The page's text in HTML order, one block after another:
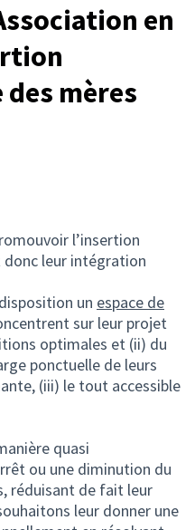
en
mères
l’insertion
leur intégration
un espace de
sur leur projet
optimales et (ii) du
ponctuelle de leurs
(iii) le tout accessible
quasi
ou une diminution du
réduisant de fait leur
leur donner une